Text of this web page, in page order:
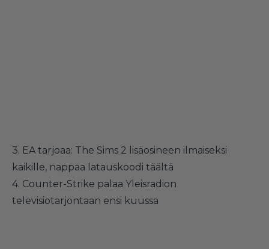
3. EA tarjoaa: The Sims 2 lisäosineen ilmaiseksi
kaikille, nappaa latauskoodi täältä
4. Counter-Strike palaa Yleisradion
televisiotarjontaan ensi kuussa